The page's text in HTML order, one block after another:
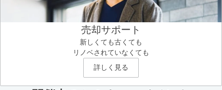
売却サポート
新しくても古くても
リノベされていなくても
詳しく見る